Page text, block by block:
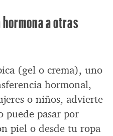
a otras
(gel o crema), uno
hormonal,
o niños, advierte
puede pasar por
piel o desde tu ropa